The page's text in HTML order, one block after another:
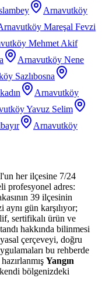
Arnavutköy
Mareşal Fevzi
Mehmet Akif
Arnavutköy Nene
Sazlıbosna
Arnavutköy
Yavuz Selim
Arnavutköy
her ilçesine 7/24
profesyonel adres:
39 ilçesinin
aynı gün karşılıyor;
sertifikalı ürün ve
hakkında bilinmesi
çerçeveyi, doğru
bu rehberde
Yangın
bölgenizdeki